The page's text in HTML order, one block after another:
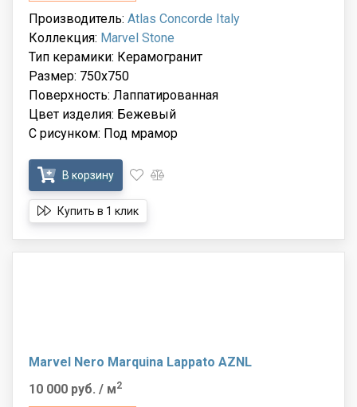
Производитель: Atlas Concorde Italy
Коллекция: Marvel Stone
Тип керамики: Керамогранит
Размер: 750x750
Поверхность: Лаппатированная
Цвет изделия: Бежевый
С рисунком: Под мрамор
В корзину
Купить в 1 клик
Marvel Nero Marquina Lappato AZNL
10 000 руб. / м2